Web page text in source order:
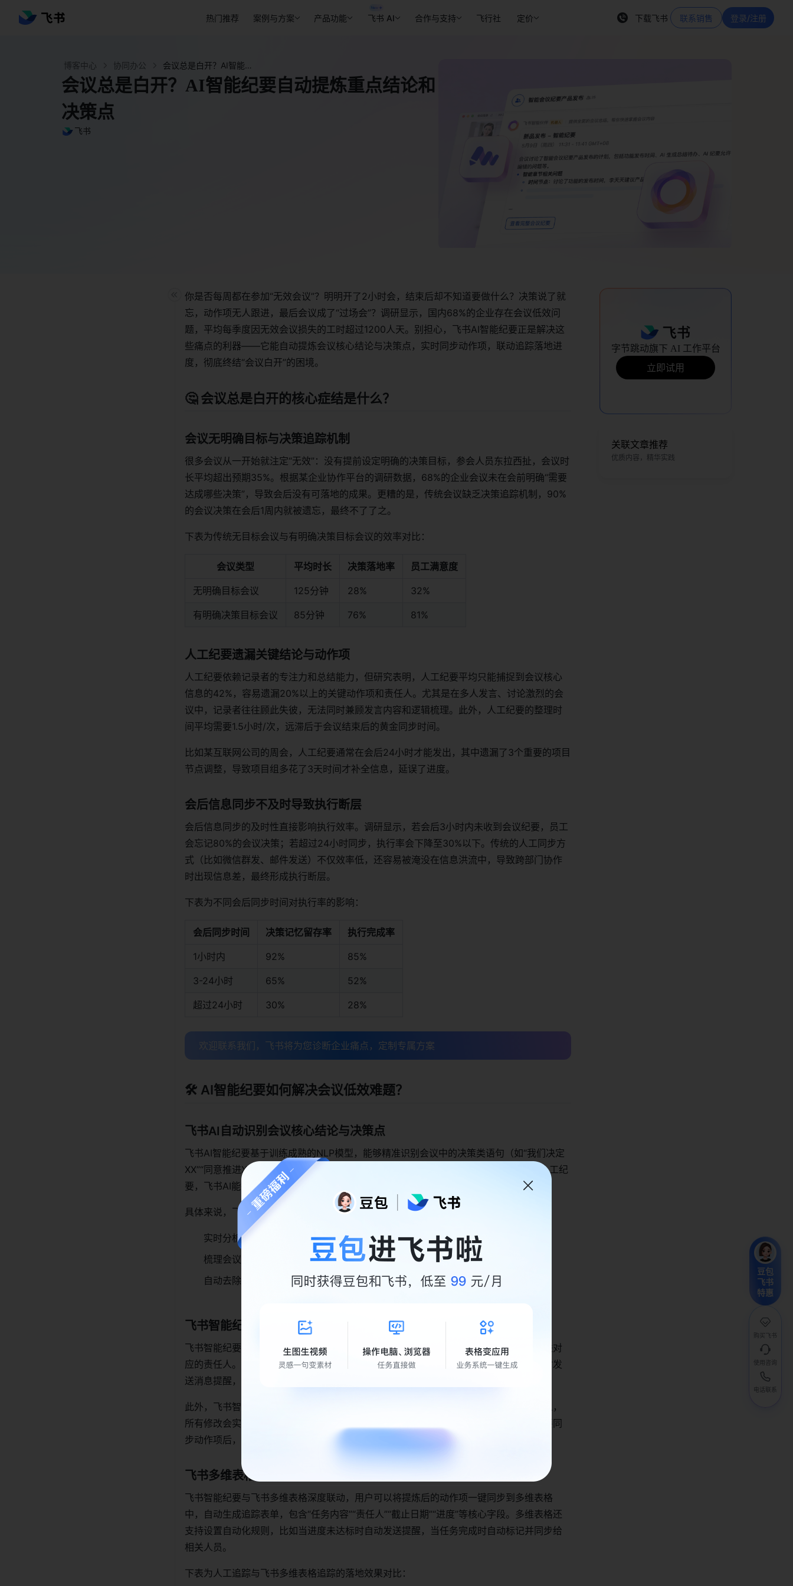
热门推荐 案例与方案 产品功能 飞书 AI 合作与支持 飞行社 定价 下载飞书 联系销售 登录/注册
博客中心 协同办公 会议总是白开？AI智能纪要自动提炼重点结论和决策点 - 飞书官网
会议总是白开？AI智能纪要自动提炼重点结论和
决策点
飞书
你是否每周都在参加“无效会议”？明明开了2小时会，结束后却不知道要做什么？决策说了就
忘，动作项无人跟进，最后会议成了“过场会”？调研显示，国内68%的企业存在会议低效问
题，平均每季度因无效会议损失的工时超过1200人天。别担心，飞书AI智能纪要正是解决这
些痛点的利器——它能自动提炼会议核心结论与决策点，实时同步动作项，联动追踪落地进
度，彻底终结“会议白开”的困境。
🤔 会议总是白开的核心症结是什么？
会议无明确目标与决策追踪机制
很多会议从一开始就注定“无效”：没有提前设定明确的决策目标，参会人员东拉西扯，会议时
长平均超出预期35%。根据某企业协作平台的调研数据，68%的企业会议未在会前明确“需要
达成哪些决策”，导致会后没有可落地的成果。更糟的是，传统会议缺乏决策追踪机制，90%
的会议决策在会后1周内就被遗忘，最终不了了之。
下表为传统无目标会议与有明确决策目标会议的效率对比：
会议类型 平均时长 决策落地率 员工满意度
无明确目标会议 125分钟 28% 32%
有明确决策目标会议 85分钟 76% 81%
人工纪要遗漏关键结论与动作项
人工纪要依赖记录者的专注力和总结能力，但研究表明，人工纪要平均只能捕捉到会议核心
信息的42%，容易遗漏20%以上的关键动作项和责任人。尤其是在多人发言、讨论激烈的会
议中，记录者往往顾此失彼，无法同时兼顾发言内容和逻辑梳理。此外，人工纪要的整理时
间平均需要1.5小时/次，远滞后于会议结束后的黄金同步时间。
比如某互联网公司的周会，人工纪要通常在会后24小时才能发出，其中遗漏了3个重要的项目
节点调整，导致项目组多花了3天时间才补全信息，延误了进度。
会后信息同步不及时导致执行断层
会后信息同步的及时性直接影响执行效率。调研显示，若会后3小时内未收到会议纪要，员工
会忘记80%的会议决策；若超过24小时同步，执行率会下降至30%以下。传统的人工同步方
式（比如微信群发、邮件发送）不仅效率低，还容易被淹没在信息洪流中，导致跨部门协作
时出现信息差，最终形成执行断层。
下表为不同会后同步时间对执行率的影响：
会后同步时间 决策记忆留存率 执行完成率
1小时内 92% 85%
3-24小时 65% 52%
超过24小时 30% 28%
欢迎联系我们，飞书将为您诊断企业痛点，定制专属方案
🛠️ AI智能纪要如何解决会议低效难题？
飞书AI自动识别会议核心结论与决策点
飞书AI智能纪要基于训练成熟的NLP模型，能够精准识别会议中的决策类语句（如“我们决定
XX”“同意推进XX方案”）、结论性内容和争议点，自动提炼成结构化的纪要内容。相比人工纪
要，飞书AI能捕捉到92%以上的核心信息，遗漏率不足5%。
具体来说，飞书AI会通过以下步骤提炼核心信息：
实时分析会议语音/文字内容，标记带有决策属性的关键词；
梳理会议逻辑脉络，将分散的决策点整合为清晰的结论模块；
自动去除冗余的闲聊内容，保留高价值信息，纪要篇幅缩短60%以上。
飞书智能纪要实时同步动作项与责任人
飞书智能纪要会自动从会议内容中识别动作项（如“需要XX在周五前提交报告”），并关联对
应的责任人。识别完成后，系统会一键将动作项同步到责任人的飞书待办、日历中，同时发
送消息提醒，确保责任人第一时间收到任务。
此外，飞书智能纪要支持实时编辑，参会人员可以在会议进行中补充动作项和调整责任人，
所有修改会实时同步给所有参会者，避免会后再反复确认。数据显示，使用飞书智能纪要同
步动作项后，责任人的任务响应速度提升了70%。
飞书多维表格联动追踪决策落地进度
飞书智能纪要与飞书多维表格深度联动，用户可以将提炼后的动作项一键同步到多维表格
中，自动生成追踪表单，包含“任务内容”“责任人”“截止日期”“进度”等核心字段。多维表格还
支持设置自动化规则，比如当进度未达标时自动发送提醒，当任务完成时自动标记并同步给
相关人员。
下表为人工追踪与飞书多维表格追踪的落地效果对比：
字节跳动旗下 AI 工作平台
立即试用
关联文章推荐
优质内容，精华实践
豆包
飞书
特惠
购买飞书
使用咨询
电话联系